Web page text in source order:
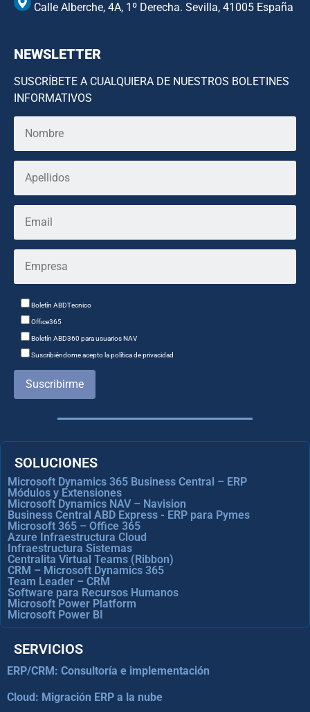
Calle Alberche, 4A, 1º Derecha. Sevilla, 41005 España
NEWSLETTER
SUSCRÍBETE A CUALQUIERA DE NUESTROS BOLETINES
INFORMATIVOS
Boletín ABDTecnico
Office365
Boletín ABD360 para usuarios NAV
Suscribiéndome acepto la política de privacidad
Suscribirme
SOLUCIONES
Microsoft Dynamics 365 Business Central – ERP
Módulos y Extensiones
Microsoft Dynamics NAV – Navision
Business Central ABD Express - ERP para Pymes
Microsoft 365 – Office 365
Azure Infraestructura Cloud
Infraestructura Sistemas
Centralita Virtual Teams (Ribbon)
CRM – Microsoft Dynamics 365
Team Leader – CRM
Software para Recursos Humanos
Microsoft Power Platform
Microsoft Power BI
SERVICIOS
ERP/CRM: Consultoría e implementación
Cloud: Migración ERP a la nube